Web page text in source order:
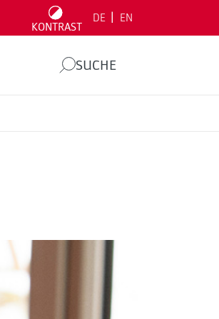
KONTRAST
DE EN
SUCHE